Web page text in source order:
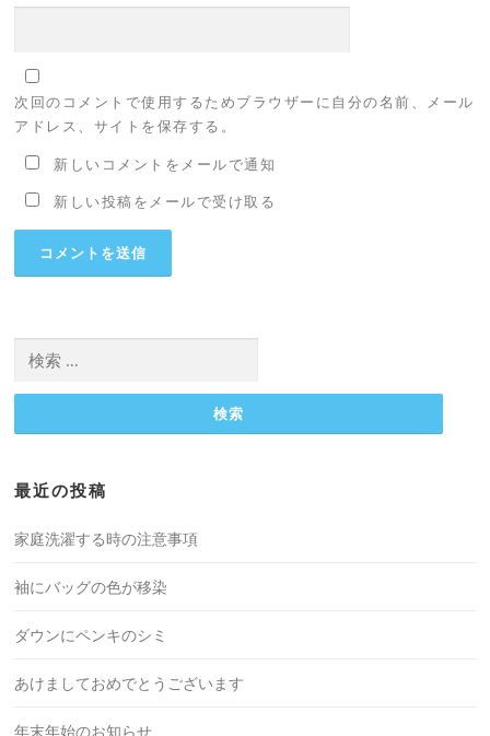
次回のコメントで使用するためブラウザーに自分の名前、メール
アドレス、サイトを保存する。
新しいコメントをメールで通知
新しい投稿をメールで受け取る
索:
最近の投稿
家庭洗濯する時の注意事項
袖にバッグの色が移染
ダウンにペンキのシミ
あけましておめでとうございます
年末年始のお知らせ